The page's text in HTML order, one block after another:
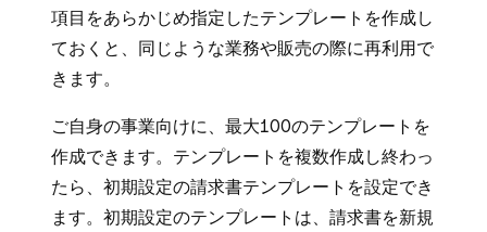
項目をあらかじめ指定したテンプレートを作成し
ておくと、同じような業務や販売の際に再利用で
きます。
ご自身の事業向けに、最大100のテンプレートを
作成できます。テンプレートを複数作成し終わっ
たら、初期設定の請求書テンプレートを設定でき
ます。初期設定のテンプレートは、請求書を新規